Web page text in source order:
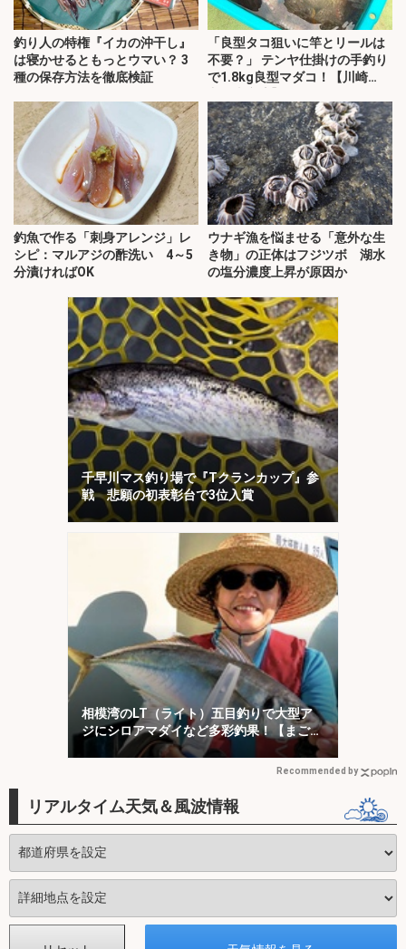
釣り人の特権『イカの沖干し』
は寝かせるともっとウマい？ 3
種の保存方法を徹底検証
「良型タコ狙いに竿とリールは
不要？」 テンヤ仕掛けの手釣り
で1.8kg良型マダコ！【川崎
釣魚で作る「刺身アレンジ」レ
シピ：マルアジの酢洗い 4～5
分漬ければOK
ウナギ漁を悩ませる「意外な生
き物」の正体はフジツボ 湖水
の塩分濃度上昇が原因か
千早川マス釣り場で『Tクランカップ』参
戦 悲願の初表彰台で3位入賞
相模湾のLT（ライト）五目釣りで大型ア
ジにシロアマダイなど多彩釣果！【まごう
の丸】
Recommended by
リアルタイム天気＆風波情報